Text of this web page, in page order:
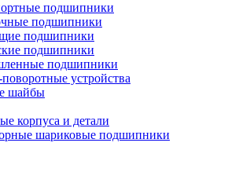
подшипники
подшипники
подшипники
подшипники
подшипники
устройства
шайбы
корпуса и детали
шариковые подшипники